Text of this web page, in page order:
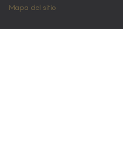
Mapa del sitio